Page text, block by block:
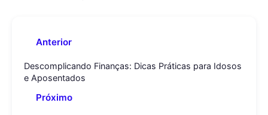
Anterior
Descomplicando Finanças: Dicas Práticas para Idosos
e Aposentados
Próximo